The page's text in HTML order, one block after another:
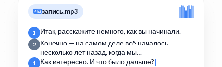
запись.mp3
1 Итак, расскажите немного, как вы начинали.
2
Конечно — на самом деле всё началось
несколько лет назад, когда мы…
1 Как интересно. И что было дальше?